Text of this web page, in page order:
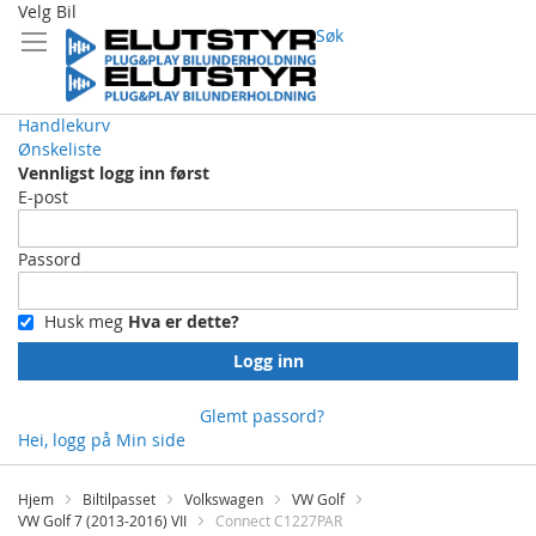
Velg Bil
Søk
Handlekurv
Ønskeliste
Vennligst logg inn først
E-post
Passord
Husk meg Hva er dette?
Logg inn
Glemt passord?
Hei, logg på Min side
Skip
Content
Hjem Biltilpasset Volkswagen
VW Golf
VW Golf 7 (2013-2016) VII
Connect C1227PAR